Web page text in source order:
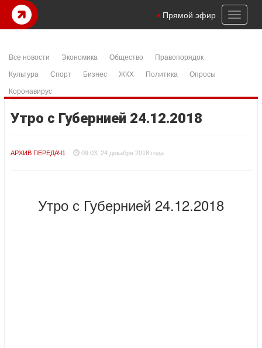
Toggle
Прямой эфир
Все новости Экономика Общество
Правопорядок
Культура
Спорт Бизнес ЖКХ Политика
Опросы
Коронавирус
Утро с Губернией 24.12.2018
АРХИВ ПЕРЕДАЧ1 09:03, 24 декабря 2018 года
Утро с Губернией 24.12.2018